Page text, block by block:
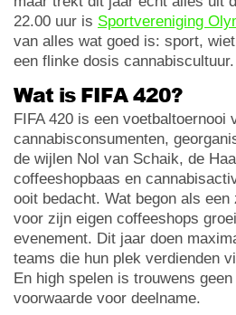
22.00 uur is Sportvereniging
van alles wat goed is: sport,
een flinke dosis cannabiscultuur.
Wat is FIFA 420?
FIFA 420 is een voetbaltoernooi
cannabisconsumenten,
de wijlen Nol van Schaik, de
coffeeshopbaas en
ooit bedacht. Wat begon als een
voor zijn eigen coffeeshops
evenement. Dit jaar doen
teams die hun plek verdienden
En high spelen is trouwens
voorwaarde voor deelname.